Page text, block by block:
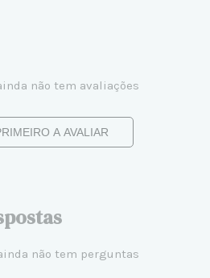
não tem avaliações
A AVALIAR
não tem perguntas